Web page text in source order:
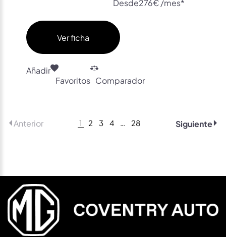
Ver ficha
Añadir
Favoritos Comparador
Anterior 1 2 3 4 … 28 Siguiente